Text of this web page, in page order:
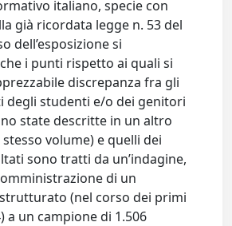
italiano, specie con
già ricordata legge n. 53 del
dell’esposizione si
i punti rispetto ai quali si
discrepanza fra gli
degli studenti e/o dei genitori
state descritte in un altro
volume) e quelli dei
sono tratti da un’indagine,
di un
(nel corso dei primi
a un campione di 1.506